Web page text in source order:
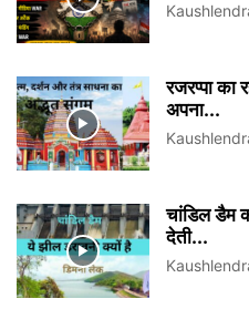
रजरप्पा का
अपना...
चांडिल डैम
देती...